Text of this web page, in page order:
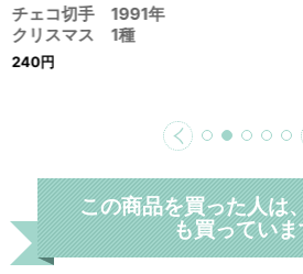
チェコ切手 1991年
クリスマス 1種
240円
この商品を買った人は
も買ってい